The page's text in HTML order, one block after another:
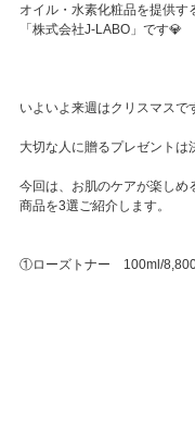
オイル・水素化粧品を提供す
「株式会社J-LABO」です💎
いよいよ来週はクリスマスで
大切な人に贈るプレゼントは
今回は、お肌のケアが楽しめ
商品を3選ご紹介します。
①ローズトナー　100ml/